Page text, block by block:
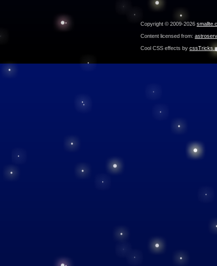
Copyright © 2009-2026
Content licensed from:
Cool CSS effects by